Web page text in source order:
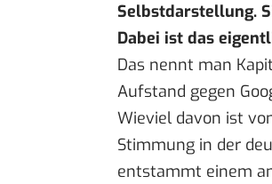
Selbstdarstellung.
Dabei ist das
Das nennt man
Aufstand gegen
Wieviel davon ist
Stimmung in der
entstammt einem